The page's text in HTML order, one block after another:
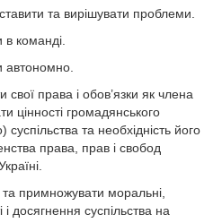
та вирішувати проблеми.
команді.
автономно.
свої права і обов’язки як члена
цінності громадянського
суспільства та необхідність його
права, прав і свобод
та примножувати моральні,
і досягнення суспільства на